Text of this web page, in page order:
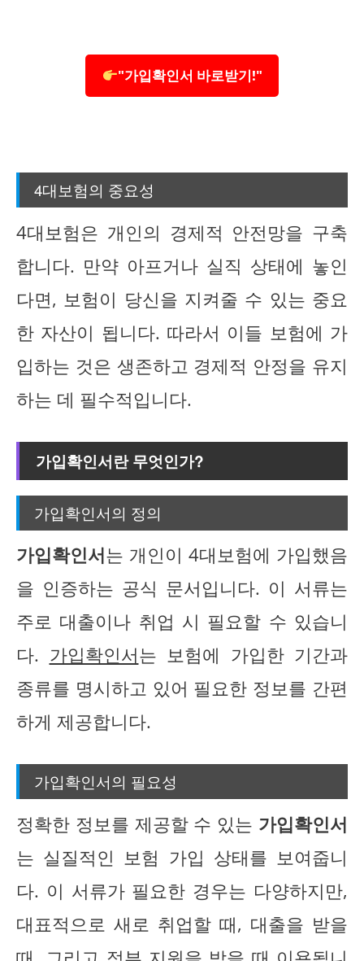
"가입확인서 바로받기!"
4대보험의 중요성
4대보험은 개인의 경제적 안전망을 구축
합니다. 만약 아프거나 실직 상태에 놓인
다면, 보험이 당신을 지켜줄 수 있는 중요
한 자산이 됩니다. 따라서 이들 보험에 가
입하는 것은 생존하고 경제적 안정을 유지
하는 데 필수적입니다.
가입확인서란 무엇인가?
가입확인서의 정의
가입확인서는 개인이 4대보험에 가입했음
을 인증하는 공식 문서입니다. 이 서류는
주로 대출이나 취업 시 필요할 수 있습니
다. 가입확인서는 보험에 가입한 기간과
종류를 명시하고 있어 필요한 정보를 간편
하게 제공합니다.
가입확인서의 필요성
정확한 정보를 제공할 수 있는 가입확인서
는 실질적인 보험 가입 상태를 보여줍니
다. 이 서류가 필요한 경우는 다양하지만,
대표적으로 새로 취업할 때, 대출을 받을